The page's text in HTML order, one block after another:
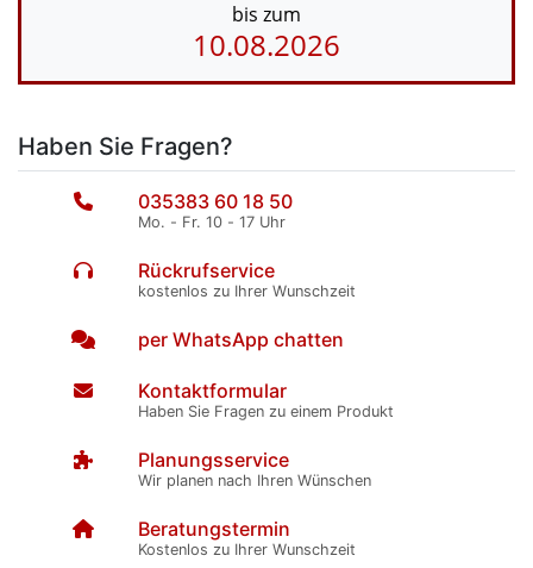
bis zum
10.08.2026
Haben Sie Fragen?
035383 60 18 50
Mo. - Fr. 10 - 17 Uhr
Rückrufservice
kostenlos zu Ihrer Wunschzeit
per WhatsApp chatten
Kontaktformular
Haben Sie Fragen zu einem Produkt
Planungsservice
Wir planen nach Ihren Wünschen
Beratungstermin
Kostenlos zu Ihrer Wunschzeit